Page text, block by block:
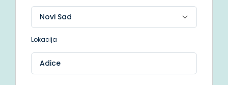
Lokacija
Adice